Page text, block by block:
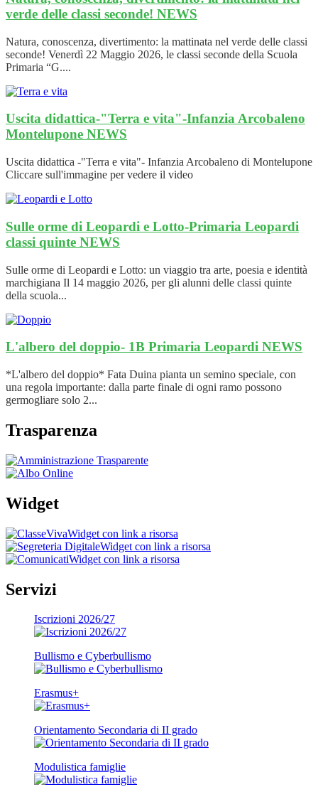
verde delle classi seconde! NEWS
Natura, conoscenza, divertimento: la mattinata nel verde delle classi
seconde! Venerdì 22 Maggio 2026, le classi seconde della Scuola
Primaria “G....
Uscita didattica-"Terra e vita"-Infanzia Arcobaleno
Montelupone NEWS
Uscita didattica -"Terra e vita"- Infanzia Arcobaleno di Montelupone
Cliccare sull'immagine per vedere il video
Sulle orme di Leopardi e Lotto-Primaria Leopardi
classi quinte NEWS
Sulle orme di Leopardi e Lotto: un viaggio tra arte, poesia e identità
marchigiana Il 14 maggio 2026, per gli alunni delle classi quinte
della scuola...
L'albero del doppio- 1B Primaria Leopardi NEWS
*L'albero del doppio* Fata Duina pianta un semino speciale, con
una regola importante: dalla parte finale di ogni ramo possono
germogliare solo 2...
Trasparenza
Widget
Widget con link a risorsa
Widget con link a risorsa
Widget con link a risorsa
Servizi
Iscrizioni 2026/27
Bullismo e Cyberbullismo
Erasmus+
Orientamento Secondaria di II grado
Modulistica famiglie